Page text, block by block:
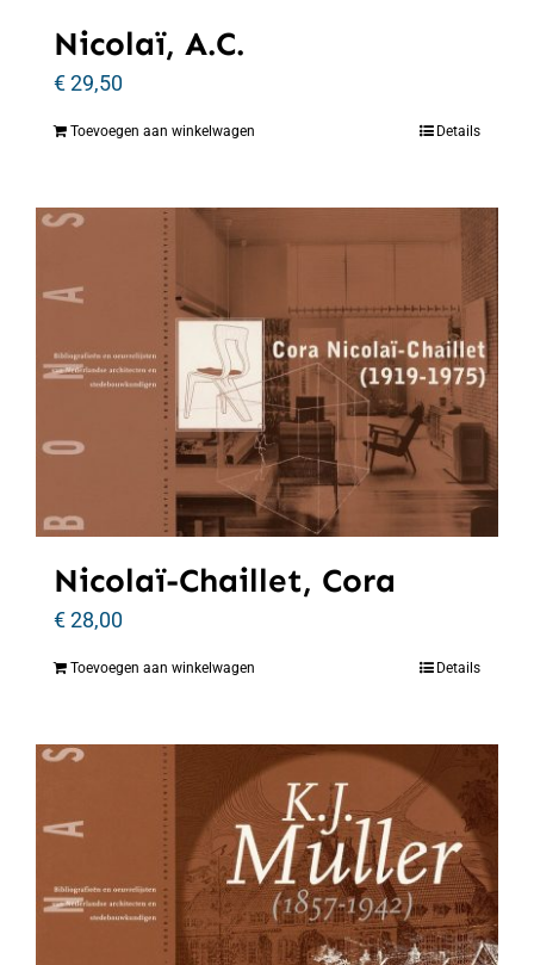
Nicolaï, A.C.
€29,50
Toevoegen aan winkelwagen Details
Nicolaï-Chaillet, Cora
€28,00
Toevoegen aan winkelwagen Details